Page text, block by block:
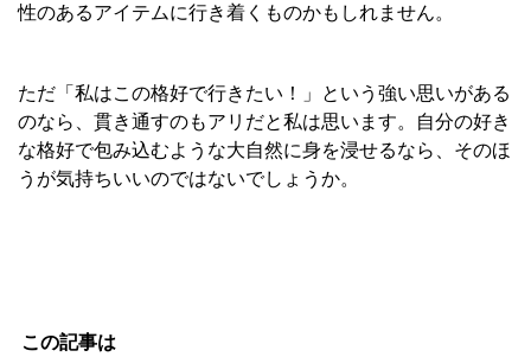
性のあるアイテムに行き着くものかもしれません。
ただ「私はこの格好で行きたい！」という強い思いがある
のなら、貫き通すのもアリだと私は思います。自分の好き
な格好で包み込むような大自然に身を浸せるなら、そのほ
うが気持ちいいのではないでしょうか。
この記事は